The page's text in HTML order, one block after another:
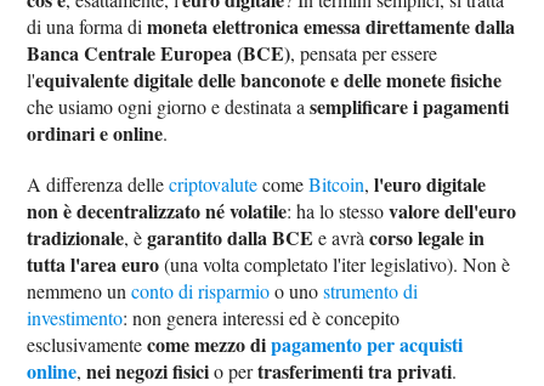
di una forma dimoneta elettronica emessa direttamente dalla
Banca Centrale Europea (BCE), pensata per essere
l'equivalente digitale delle banconote e delle monete fisiche
che usiamo ogni giorno e destinata asemplificare i pagamenti
ordinari e online.
A differenza dellecriptovalutecomeBitcoin,l'euro digitale
non è decentralizzato né volatile: ha lo stessovalore dell'euro
tradizionale, ègarantito dalla BCE e avràcorso legale in
tutta l'area euro(una volta completato l'iter legislativo). Non è
nemmeno unconto di risparmioo unostrumento di
investimento: non genera interessi ed è concepito
esclusivamentecome mezzo dipagamento per acquisti
online,nei negozi fisicio pertrasferimenti tra privati.